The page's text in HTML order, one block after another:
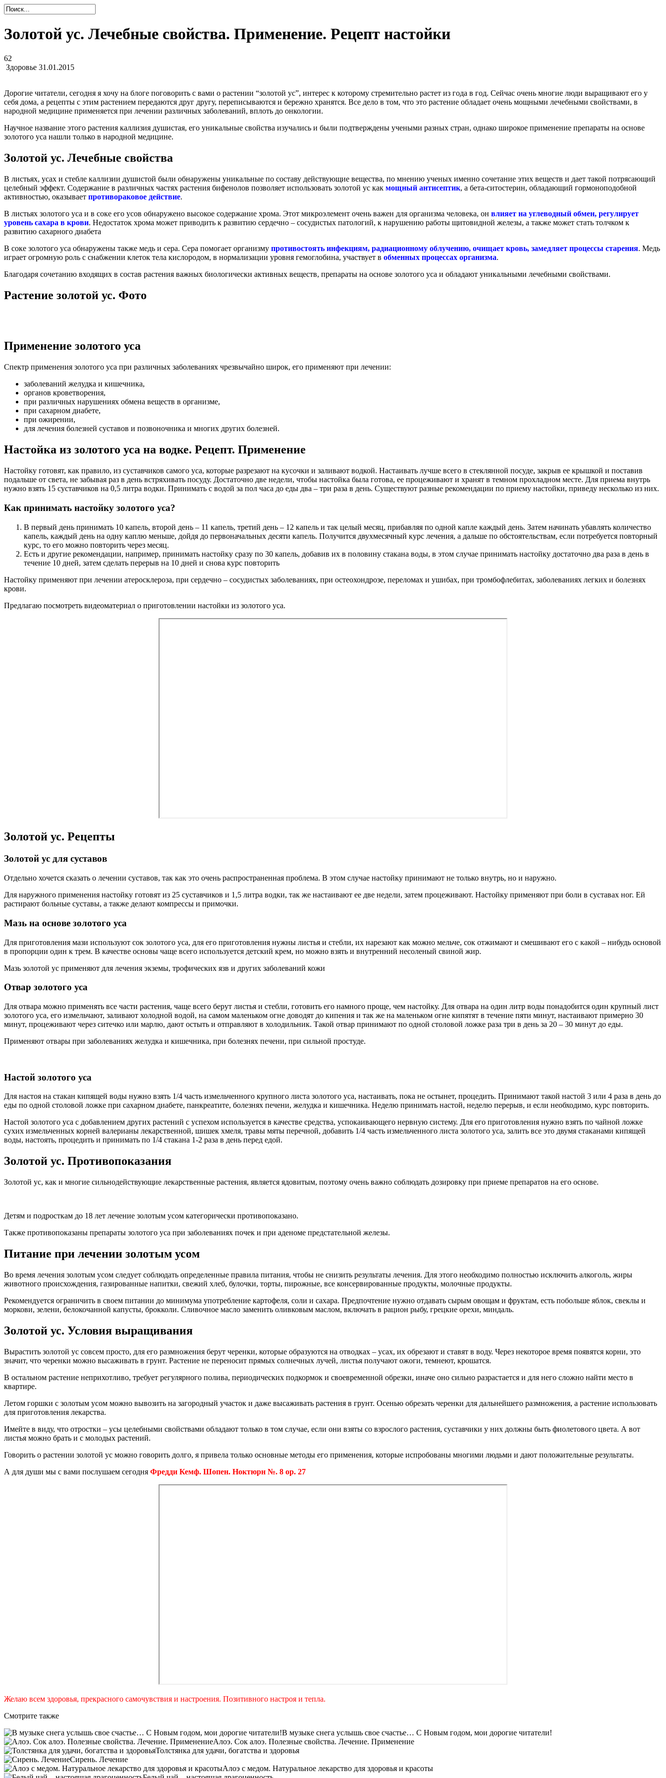
Золотой ус. Лечебные свойства. Применение. Рецепт настойки
62
Здоровье 31.01.2015
Дорогие читатели, сегодня я хочу на блоге поговорить с вами о растении “золотой ус”, интерес к которому стремительно растет из года в год. Сейчас очень многие люди выращивают его у
себя дома, а рецепты с этим растением передаются друг другу, переписываются и бережно хранятся. Все дело в том, что это растение обладает очень мощными лечебными свойствами, в
народной медицине применяется при лечении различных заболеваний, вплоть до онкологии.
Научное название этого растения каллизия душистая, его уникальные свойства изучались и были подтверждены учеными разных стран, однако широкое применение препараты на основе
золотого уса нашли только в народной медицине.
Золотой ус. Лечебные свойства
В листьях, усах и стебле каллизии душистой были обнаружены уникальные по составу действующие вещества, по мнению ученых именно сочетание этих веществ и дает такой потрясающий
целебный эффект. Содержание в различных частях растения бифенолов позволяет использовать золотой ус как мощный антисептик, а бета-ситостерин, обладающий гормоноподобной
активностью, оказывает противораковое действие.
В листьях золотого уса и в соке его усов обнаружено высокое содержание хрома. Этот микроэлемент очень важен для организма человека, он влияет на углеводный обмен, регулирует
уровень сахара в крови. Недостаток хрома может приводить к развитию сердечно – сосудистых патологий, к нарушению работы щитовидной железы, а также может стать толчком к
развитию сахарного диабета
В соке золотого уса обнаружены также медь и сера. Сера помогает организму противостоять инфекциям, радиационному облучению, очищает кровь, замедляет процессы старения. Медь
играет огромную роль с снабжении клеток тела кислородом, в нормализации уровня гемоглобина, участвует в обменных процессах организма.
Благодаря сочетанию входящих в состав растения важных биологически активных веществ, препараты на основе золотого уса и обладают уникальными лечебными свойствами.
Растение золотой ус. Фото
Применение золотого уса
Спектр применения золотого уса при различных заболеваниях чрезвычайно широк, его применяют при лечении:
заболеваний желудка и кишечника,
органов кроветворения,
при различных нарушениях обмена веществ в организме,
при сахарном диабете,
при ожирении,
для лечения болезней суставов и позвоночника и многих других болезней.
Настойка из золотого уса на водке. Рецепт. Применение
Настойку готовят, как правило, из суставчиков самого уса, которые разрезают на кусочки и заливают водкой. Настаивать лучше всего в стеклянной посуде, закрыв ее крышкой и поставив
подальше от света, не забывая раз в день встряхивать посуду. Достаточно две недели, чтобы настойка была готова, ее процеживают и хранят в темном прохладном месте. Для приема внутрь
нужно взять 15 суставчиков на 0,5 литра водки. Принимать с водой за пол часа до еды два – три раза в день. Существуют разные рекомендации по приему настойки, приведу несколько из них.
Как принимать настойку золотого уса?
В первый день принимать 10 капель, второй день – 11 капель, третий день – 12 капель и так целый месяц, прибавляя по одной капле каждый день. Затем начинать убавлять количество
капель, каждый день на одну каплю меньше, дойдя до первоначальных десяти капель. Получится двухмесячный курс лечения, а дальше по обстоятельствам, если потребуется повторный
курс, то его можно повторить через месяц.
Есть и другие рекомендации, например, принимать настойку сразу по 30 капель, добавив их в половину стакана воды, в этом случае принимать настойку достаточно два раза в день в
течение 10 дней, затем сделать перерыв на 10 дней и снова курс повторить
Настойку применяют при лечении атеросклероза, при сердечно – сосудистых заболеваниях, при остеохондрозе, переломах и ушибах, при тромбофлебитах, заболеваниях легких и болезнях
крови.
Предлагаю посмотреть видеоматериал о приготовлении настойки из золотого уса.
Золотой ус. Рецепты
Золотой ус для суставов
Отдельно хочется сказать о лечении суставов, так как это очень распространенная проблема. В этом случае настойку принимают не только внутрь, но и наружно.
Для наружного применения настойку готовят из 25 суставчиков и 1,5 литра водки, так же настаивают ее две недели, затем процеживают. Настойку применяют при боли в суставах ног. Ей
растирают больные суставы, а также делают компрессы и примочки.
Мазь на основе золотого уса
Для приготовления мази используют сок золотого уса, для его приготовления нужны листья и стебли, их нарезают как можно мельче, сок отжимают и смешивают его с какой – нибудь основой
в пропорции один к трем. В качестве основы чаще всего используется детский крем, но можно взять и внутренний несоленый свиной жир.
Мазь золотой ус применяют для лечения экземы, трофических язв и других заболеваний кожи
Отвар золотого уса
Для отвара можно применять все части растения, чаще всего берут листья и стебли, готовить его намного проще, чем настойку. Для отвара на один литр воды понадобится один крупный лист
золотого уса, его измельчают, заливают холодной водой, на самом маленьком огне доводят до кипения и так же на маленьком огне кипятят в течение пяти минут, настаивают примерно 30
минут, процеживают через ситечко или марлю, дают остыть и отправляют в холодильник. Такой отвар принимают по одной столовой ложке раза три в день за 20 – 30 минут до еды.
Применяют отвары при заболеваниях желудка и кишечника, при болезнях печени, при сильной простуде.
Настой золотого уса
Для настоя на стакан кипящей воды нужно взять 1/4 часть измельченного крупного листа золотого уса, настаивать, пока не остынет, процедить. Принимают такой настой 3 или 4 раза в день до
еды по одной столовой ложке при сахарном диабете, панкреатите, болезнях печени, желудка и кишечника. Неделю принимать настой, неделю перерыв, и если необходимо, курс повторить.
Настой золотого уса с добавлением других растений с успехом используется в качестве средства, успокаивающего нервную систему. Для его приготовления нужно взять по чайной ложке
сухих измельченных корней валерианы лекарственной, шишек хмеля, травы мяты перечной, добавить 1/4 часть измельченного листа золотого уса, залить все это двумя стаканами кипящей
воды, настоять, процедить и принимать по 1/4 стакана 1-2 раза в день перед едой.
Золотой ус. Противопоказания
Золотой ус, как и многие сильнодействующие лекарственные растения, является ядовитым, поэтому очень важно соблюдать дозировку при приеме препаратов на его основе.
Детям и подросткам до 18 лет лечение золотым усом категорически противопоказано.
Также противопоказаны препараты золотого уса при заболеваниях почек и при аденоме предстательной железы.
Питание при лечении золотым усом
Во время лечения золотым усом следует соблюдать определенные правила питания, чтобы не снизить результаты лечения. Для этого необходимо полностью исключить алкоголь, жиры
животного происхождения, газированные напитки, свежий хлеб, булочки, торты, пирожные, все консервированные продукты, молочные продукты.
Рекомендуется ограничить в своем питании до минимума употребление картофеля, соли и сахара. Предпочтение нужно отдавать сырым овощам и фруктам, есть побольше яблок, свеклы и
моркови, зелени, белокочанной капусты, брокколи. Сливочное масло заменить оливковым маслом, включать в рацион рыбу, грецкие орехи, миндаль.
Золотой ус. Условия выращивания
Вырастить золотой ус совсем просто, для его размножения берут черенки, которые образуются на отводках – усах, их обрезают и ставят в воду. Через некоторое время появятся корни, это
значит, что черенки можно высаживать в грунт. Растение не переносит прямых солнечных лучей, листья получают ожоги, темнеют, крошатся.
В остальном растение неприхотливо, требует регулярного полива, периодических подкормок и своевременной обрезки, иначе оно сильно разрастается и для него сложно найти место в
квартире.
Летом горшки с золотым усом можно вывозить на загородный участок и даже высаживать растения в грунт. Осенью обрезать черенки для дальнейшего размножения, а растение использовать
для приготовления лекарства.
Имейте в виду, что отростки – усы целебными свойствами обладают только в том случае, если они взяты со взрослого растения, суставчики у них должны быть фиолетового цвета. А вот
листья можно брать и с молодых растений.
Говорить о растении золотой ус можно говорить долго, я привела только основные методы его применения, которые испробованы многими людьми и дают положительные результаты.
А для души мы с вами послушаем сегодня Фредди Кемф. Шопен. Ноктюрн №. 8 op. 27
Желаю всем здоровья, прекрасного самочувствия и настроения. Позитивного настроя и тепла.
Смотрите также
В музыке снега услышь свое счастье… С Новым годом, мои дорогие читатели!
Алоэ. Сок алоэ. Полезные свойства. Лечение. Применение
Толстянка для удачи, богатства и здоровья
Сирень. Лечение
Алоэ с медом. Натуральное лекарство для здоровья и красоты